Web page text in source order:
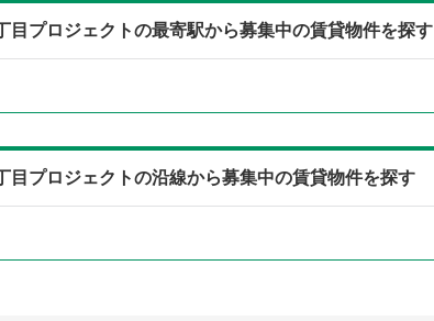
目プロジェクトの最寄駅から募集中の賃貸物件を探す
目プロジェクトの沿線から募集中の賃貸物件を探す